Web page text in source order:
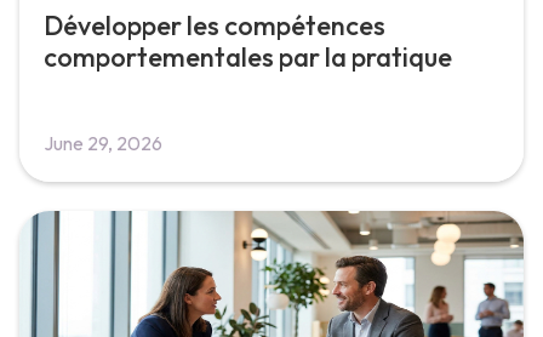
Développer les compétences
comportementales par la pratique
June 29, 2026